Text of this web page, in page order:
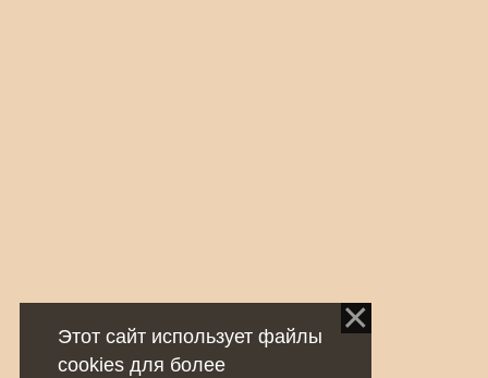
Этот сайт использует файлы
cookies для более